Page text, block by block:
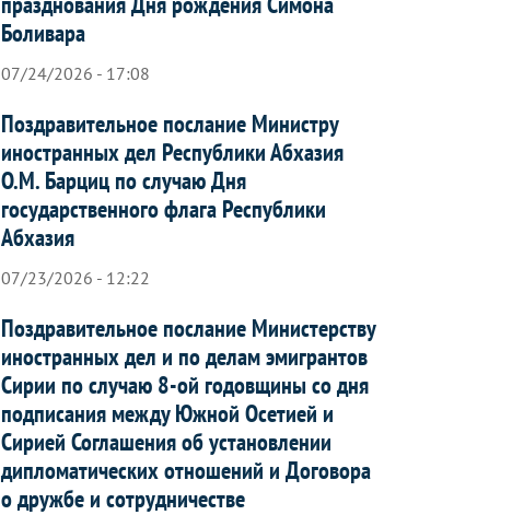
Боливара
07/24/2026 - 17:08
Поздравительное послание Министру
иностранных дел Республики Абхазия
О.М. Барциц по случаю Дня
государственного флага Республики
Абхазия
07/23/2026 - 12:22
Поздравительное послание Министерству
иностранных дел и по делам эмигрантов
Сирии по случаю 8-ой годовщины со дня
подписания между Южной Осетией и
Сирией Соглашения об установлении
дипломатических отношений и Договора
о дружбе и сотрудничестве